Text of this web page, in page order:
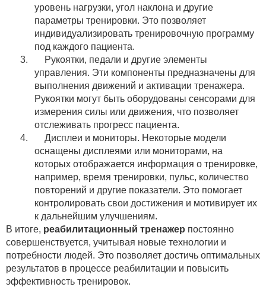
уровень нагрузки, угол наклона и другие
параметры тренировки. Это позволяет
индивидуализировать тренировочную программу
под каждого пациента.
3.
Рукоятки, педали и другие элементы
управления. Эти компоненты предназначены для
выполнения движений и активации тренажера.
Рукоятки могут быть оборудованы сенсорами для
измерения силы или движения, что позволяет
отслеживать прогресс пациента.
4. Дисплеи и мониторы. Некоторые модели
оснащены дисплеями или мониторами, на
которых отображается информация о тренировке,
например, время тренировки, пульс, количество
повторений и другие показатели. Это помогает
контролировать свои достижения и мотивирует их
к дальнейшим улучшениям.
В итоге, реабилитационный тренажер постоянно
совершенствуется, учитывая новые технологии и
потребности людей. Это позволяет достичь оптимальных
результатов в процессе реабилитации и повысить
эффективность тренировок.